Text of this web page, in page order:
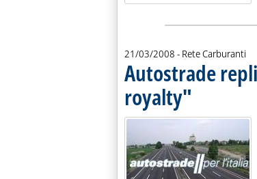
21/03/2008 - Rete Carburanti
Autostrade
royalty" . Pubblicata